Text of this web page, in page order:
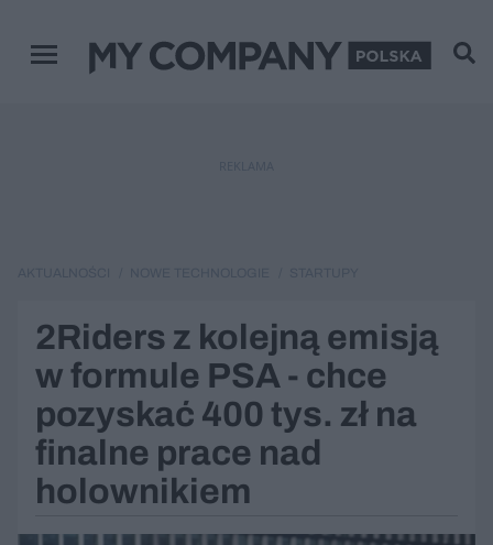
Menu główne
2Riders z kolejną emisją
w formule PSA - chce
pozyskać 400 tys. zł na
finalne prace nad
holownikiem